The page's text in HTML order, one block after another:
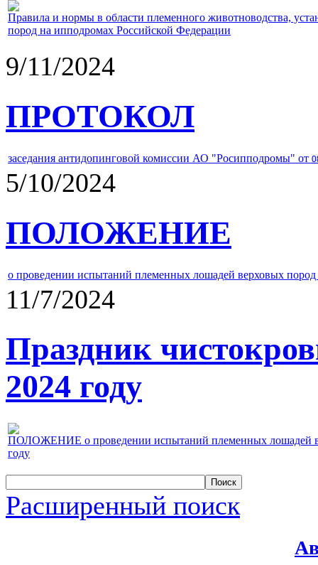
Правила и нормы в области племенного животноводства,
пород на ипподромах Российской Федерации
9/11/2024
ПРОТОКОЛ
заседания антидопинговой комиссии АО "Росипподромы" от
5/10/2024
ПОЛОЖЕНИЕ
о проведении испытаний племенных лошадей верховых
11/7/2024
Праздник
2024 году
ПОЛОЖЕНИЕ о проведении испытаний племенных лошадей
году
Расширенный поиск